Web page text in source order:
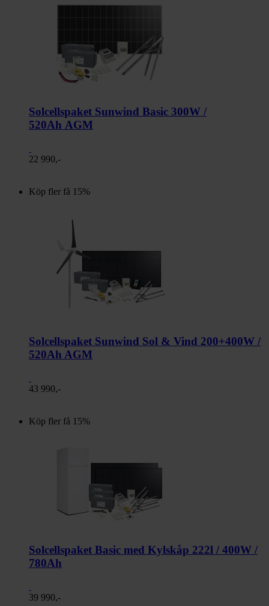
Solcellspaket Sunwind Basic 300W /
520Ah AGM
22 990,-
Köp fler få 15%
Solcellspaket Sunwind Sol & Vind 200+400W /
520Ah AGM
43 990,-
Köp fler få 15%
Solcellspaket Basic med Kylskåp 222l / 400W /
780Ah
39 990,-